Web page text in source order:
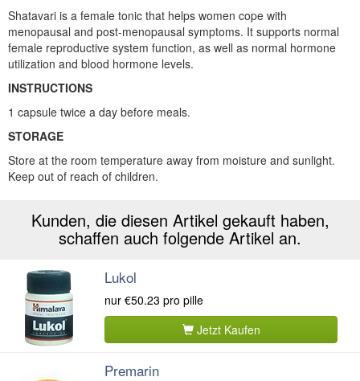
Shatavari is a female tonic that helps women cope with
menopausal and post-menopausal symptoms. It supports normal
female reproductive system function, as well as normal hormone
utilization and blood hormone levels.
INSTRUCTIONS
1 capsule twice a day before meals.
STORAGE
Store at the room temperature away from moisture and sunlight.
Keep out of reach of children.
Kunden, die diesen Artikel gekauft haben,
schaffen auch folgende Artikel an.
Lukol
nur €50.23 pro pille
Jetzt Kaufen
Premarin